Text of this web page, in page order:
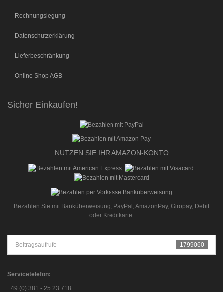
Rechnungslegung
Datenschutzerklärung
Lieferbeschränkung
Online Shop AGB
Sicher Einkaufen!
NUTZEN SIE IHR AMAZON-KONTO
Bezahlen Sie mit Banküberweisung, PayPal, AmazonPay, Giropay, Debit
oder Kreditkarte.
Beitragsaufrufe 1799060
Servicetelefon:
+49 (0) 381 - 25 23 718